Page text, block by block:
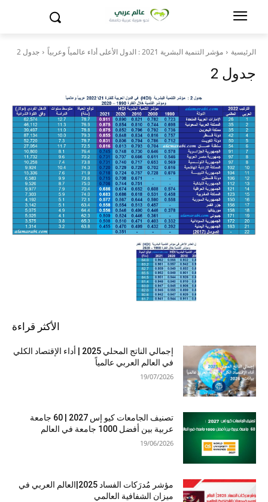
الرئيسية مؤشر التنمية البشرية 2021 : الدول الأعلى أداء عالمياً وعربياً جدول 2
جدول 2
الأكثر قراءة
إجمالي الناتج المحلي 2025 | أداء الإقتصاد الكلي
في العالم العربي عالمياً
19/07/2026
تصنيف الجامعات كيو إس 2027 | 60 جامعة
عربية بين أفضل 1000 جامعة في العالم
19/06/2026
مؤشر مُدرَكات الفساد 2025|العالم العربي في
ميزان الشفافية العالمي